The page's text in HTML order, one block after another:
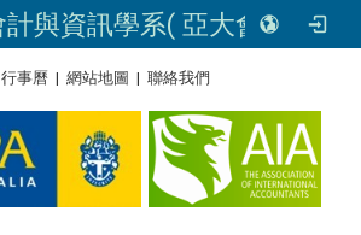
亞洲大學會計與資訊學系( 亞大會資系官網) | Asia University, Taiwan
行事曆 | 網站地圖 | 聯絡我們